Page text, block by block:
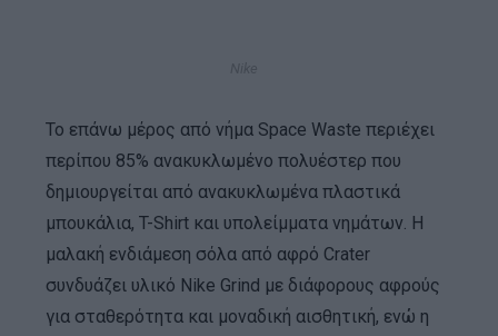
Το επάνω μέρος από νήμα Space Waste περιέχει
περίπου 85% ανακυκλωμένο πολυέστερ που
δημιουργείται από ανακυκλωμένα πλαστικά
μπουκάλια, T-Shirt και υπολείμματα νημάτων. Η
μαλακή ενδιάμεση σόλα από αφρό Crater
συνδυάζει υλικό Nike Grind με διάφορους αφρούς
για σταθερότητα και μοναδική αισθητική, ενώ η